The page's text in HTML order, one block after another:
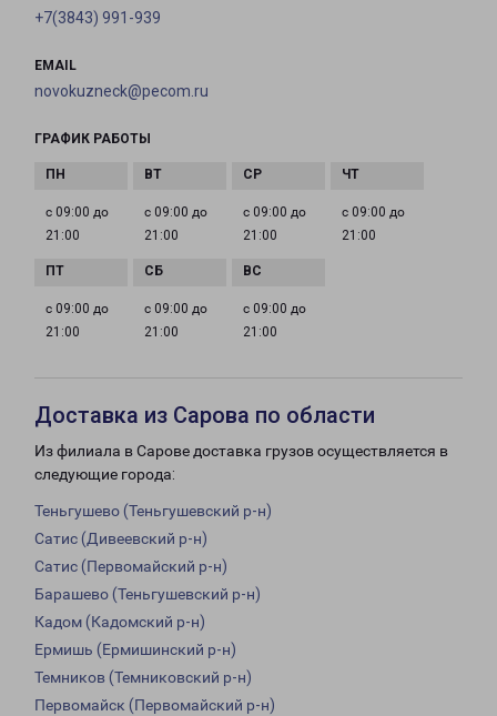
+7(3843) 991-939
EMAIL
novokuzneck@pecom.ru
ГРАФИК РАБОТЫ
с 09:00 до
21:00
с 09:00 до
21:00
с 09:00 до
21:00
с 09:00 до
21:00
с 09:00 до
21:00
с 09:00 до
21:00
с 09:00 до
21:00
Доставка из Сарова по области
Из филиала в Сарове доставка грузов осуществляется в
следующие города:
Теньгушево (Теньгушевский р-н)
Сатис (Дивеевский р-н)
Сатис (Первомайский р-н)
Барашево (Теньгушевский р-н)
Кадом (Кадомский р-н)
Ермишь (Ермишинский р-н)
Темников (Темниковский р-н)
Первомайск (Первомайский р-н)